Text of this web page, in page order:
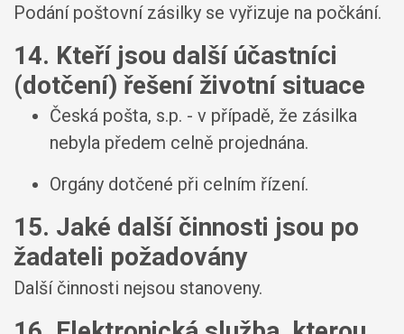
Podání poštovní zásilky se vyřizuje na počkání.
14. Kteří jsou další účastníci
(dotčení) řešení životní situace
Česká pošta, s.p. - v případě, že zásilka
nebyla předem celně projednána.
Orgány dotčené při celním řízení.
15. Jaké další činnosti jsou po
žadateli požadovány
Další činnosti nejsou stanoveny.